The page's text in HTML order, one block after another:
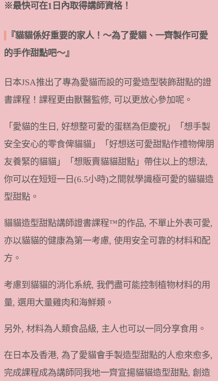
※最快可在1日內取得講師資格！
『貓貓係好重要的家人！～為了愛貓、一齊製作可愛
的手作甜點吧～』
日本JSA推出了專為愛貓而設的可愛造型裝飾甜點的證
書課程！課程更由獸醫監修, 可以更放心參加呢。
「愛貓的生日, 好想整可愛的蛋糕為佢慶祝」「想手製
安全安心的零食俾貓貓」「好想送可愛甜點作禮物俾朋
友養緊的貓貓」「想販賣貓貓甜點」帶住以上的想法,
你可以在短短一日(6.5小時)之間就學識極可愛的貓貓造
型甜點。
貓貓造型甜點講師證書課程™的作品, 不單止外表可愛,
亦以貓貓的健康為第一考慮, 使用安全可靠的材料和配
方。
考慮到貓貓的消化系統, 我們盡可能控制植物材料的用
量, 選用大量雞肉和海鮮類。
另外, 材料為人類食品級, 主人也可以一同分享食用。
在日本及香港, 為了愛貓會手製造型甜點的人愈來愈多,
完成課程成為講師同我地一齊宣揚貓貓造型甜點, 創造